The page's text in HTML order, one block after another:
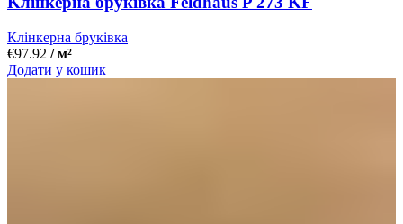
Клінкерна бруківка
€97.92 / м²
Додати у кошик